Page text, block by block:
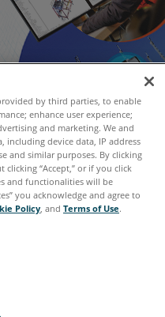
by third parties, to enable
enhance user experience;
and marketing. We and
device data, IP address
and similar purposes. By clicking
“Accept,” or if you click
and functionalities will be
you acknowledge and agree to
Policy, and Terms of Use.